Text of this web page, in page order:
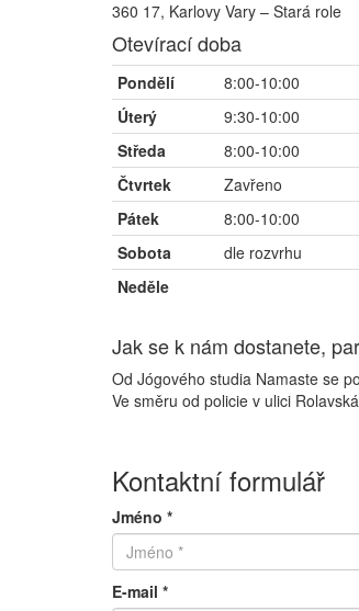
360 17, Karlovy Vary – Stará role
Otevírací doba
Pondělí 8:00-10:00
Úterý
9:30-10:00
Středa
8:00-10:00
Čtvrtek
Zavřeno
Pátek
8:00-10:00
Sobota
dle rozvrhu
Neděle
Jak se k nám dostanete,
Od Jógového studia Namaste se
Ve směru od policie v ulici
Kontaktní formulář
Jméno *
E-mail *